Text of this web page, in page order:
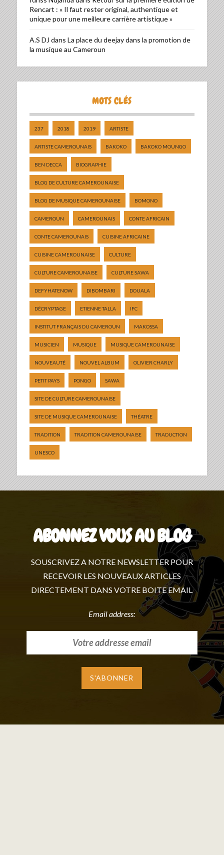
Rencart : « Il faut rester original, authentique et
unique pour une meilleure carrière artistique »
A.S DJ dans La place du deejay dans la promotion de
la musique au Cameroun
MOTS CLÉS
237 2018 2019 ARTISTE
ARTISTE CAMEROUNAIS BAKOKO BAKOKO MOUNGO
BEN DECCA BIOGRAPHIE
BLOG DE CULTURE CAMEROUNAISE
BLOG DE MUSIQUE CAMEROUNAISE BOMONO
CAMEROUN CAMEROUNAIS CONTE AFRICAIN
CONTE CAMEROUNAIS CUISINE AFRICAINE
CUISINE CAMEROUNAISE CULTURE
CULTURE CAMEROUNAISE CULTURE SAWA
DEFYHATENOW DIBOMBARI DOUALA
DÉCRYPTAGE ETIENNE TALLA IFC
INSTITUT FRANÇAIS DU CAMEROUN MAKOSSA
MUSICIEN MUSIQUE MUSIQUE CAMEROUNAISE
NOUVEAUTÉ NOUVEL ALBUM OLIVIER CHARLY
PETIT PAYS PONGO SAWA
SITE DE CULTURE CAMEROUNAISE
SITE DE MUSIQUE CAMEROUNAISE THÉATRE
TRADITION TRADITION CAMEROUNAISE TRADUCTION
UNESCO
ABONNEZ VOUS AU BLOG
SOUSCRIVEZ A NOTRE NEWSLETTER POUR
RECEVOIR LES NOUVEAUX ARTICLES
DIRECTEMENT DANS VOTRE BOITE EMAIL
Email address: